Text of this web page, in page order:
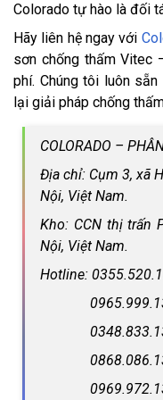
Colorado tự hào là đối
Hãy liên hệ ngay với
sơn chống thấm Vitec
phí. Chúng tôi luôn
lại giải pháp chống
COLORADO –
Địa chỉ: Cụm 3, xã
Nội, Việt Nam.
Kho: CCN thị trấn
Nội, Việt Nam.
Hotline: